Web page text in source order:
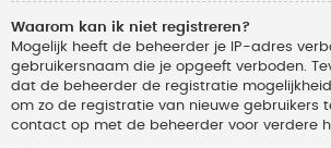
Waarom kan ik niet registreren?
Mogelijk heeft de beheerder je IP-adres
gebruikersnaam die je opgeeft verboden.
dat de beheerder de registratie
om zo de registratie van nieuwe gebruikers
contact op met de beheerder voor verdere